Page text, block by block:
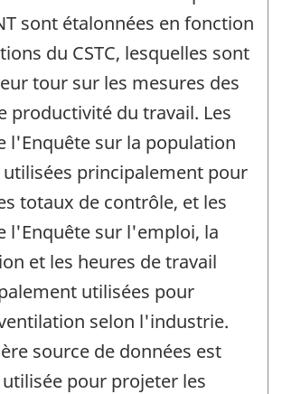
sont étalonnées en fonction
du CSTC, lesquelles sont
tour sur les mesures des
productivité du travail. Les
l'Enquête sur la population
principalement pour
totaux de contrôle, et les
l'Enquête sur l'emploi, la
et les heures de travail
utilisées pour
selon l'industrie.
source de données est
pour projeter les